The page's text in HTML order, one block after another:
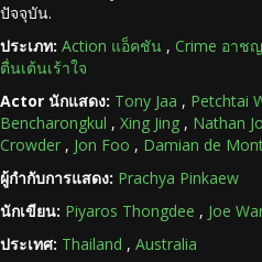
ปัจจุบัน.
ประเภท: Action แอ็คชัน , Crime อาช
ตื่นเต้นเร้าใจ
Actor นักแสดง: Tony Jaa , Petchtai
Bencharongkul , Xing Jing , Nathan
Crowder , Jon Foo , Damian de
ผู้กำกับการแสดง: Prachya Pinkaew
นักเขียน: Piyaros Thongdee , Joe
ประเทศ: Thailand , Australia